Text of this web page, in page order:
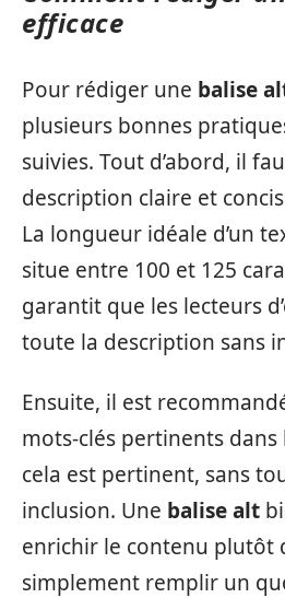
efficace
Pour rédiger une balise
plusieurs bonnes
suivies. Tout d’abord, il
description claire et
La longueur idéale d’un
situe entre 100 et 125
garantit que les lecteurs
toute la description sans
Ensuite, il est
mots-clés pertinents
cela est pertinent, sans
inclusion. Une balise alt
enrichir le contenu plutôt
simplement remplir un